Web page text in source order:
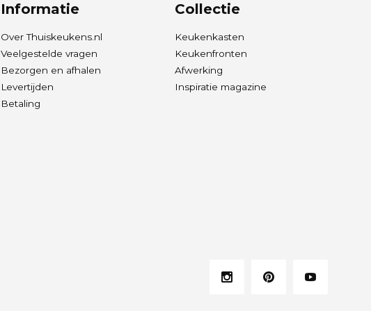
Informatie
Over Thuiskeukens.nl
Veelgestelde vragen
Bezorgen en afhalen
Levertijden
Betaling
Collectie
Keukenkasten
Keukenfronten
Afwerking
Inspiratie magazine